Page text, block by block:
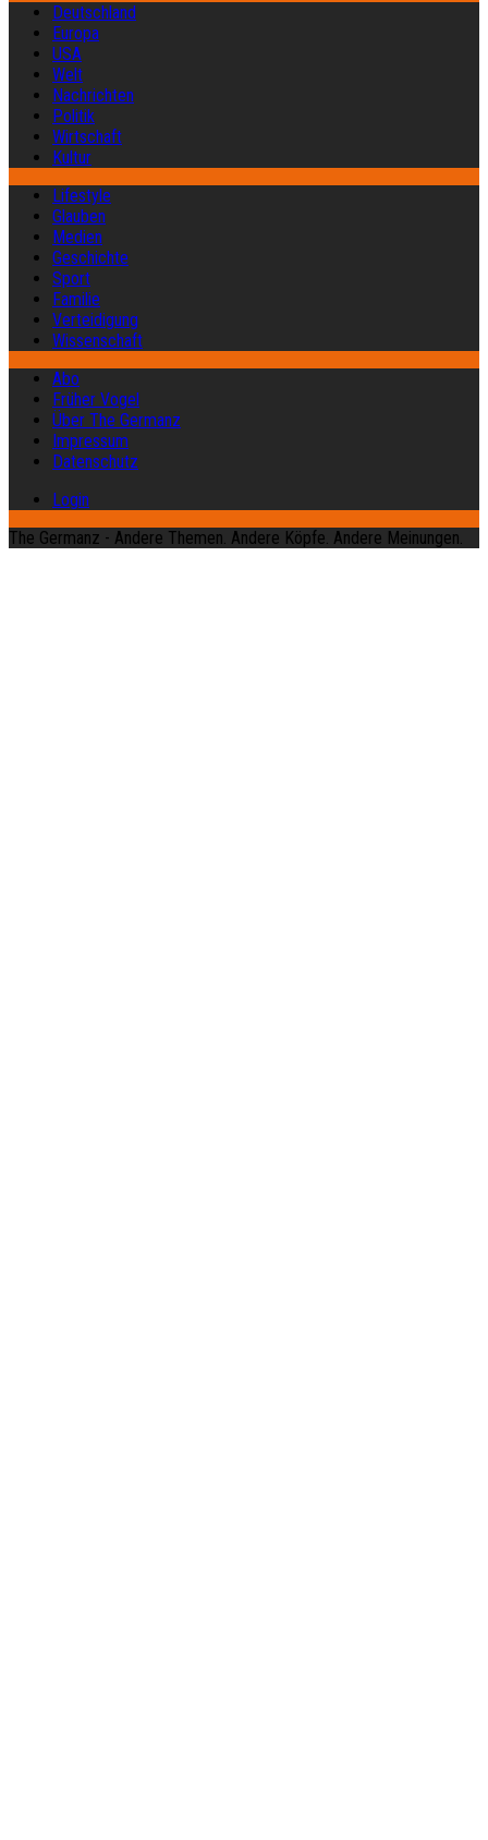
Deutschland
Europa
USA
Welt
Nachrichten
Politik
Wirtschaft
Kultur
Lifestyle
Glauben
Medien
Geschichte
Sport
Familie
Verteidigung
Wissenschaft
Abo
Früher Vogel
Über The Germanz
Impressum
Datenschutz
Login
The Germanz - Andere Themen. Andere Köpfe. Andere Meinungen.